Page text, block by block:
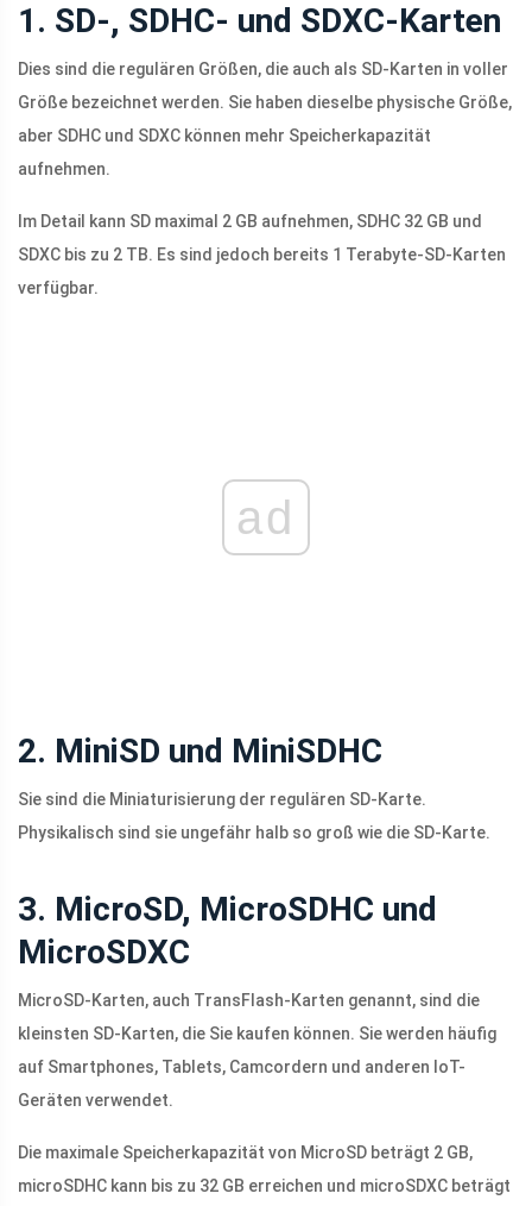
1. SD-, SDHC- und SDXC-Karten
Dies sind die regulären Größen, die auch als SD-Karten in voller
Größe bezeichnet werden. Sie haben dieselbe physische Größe,
aber SDHC und SDXC können mehr Speicherkapazität
aufnehmen.
Im Detail kann SD maximal 2 GB aufnehmen, SDHC 32 GB und
SDXC bis zu 2 TB. Es sind jedoch bereits 1 Terabyte-SD-Karten
verfügbar.
ad
2. MiniSD und MiniSDHC
Sie sind die Miniaturisierung der regulären SD-Karte.
Physikalisch sind sie ungefähr halb so groß wie die SD-Karte.
3. MicroSD, MicroSDHC und
MicroSDXC
MicroSD-Karten, auch TransFlash-Karten genannt, sind die
kleinsten SD-Karten, die Sie kaufen können. Sie werden häufig
auf Smartphones, Tablets, Camcordern und anderen IoT-
Geräten verwendet.
Die maximale Speicherkapazität von MicroSD beträgt 2 GB,
microSDHC kann bis zu 32 GB erreichen und microSDXC beträgt